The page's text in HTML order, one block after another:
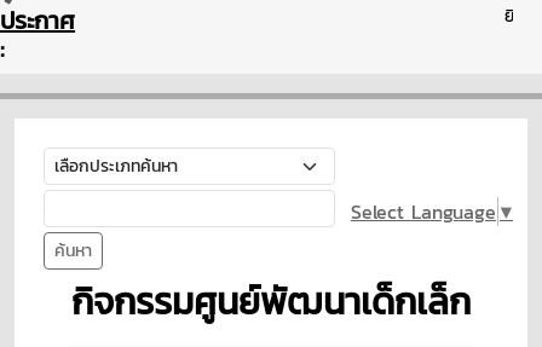
ประกาศ
:
ยินดี
ค้นหา
Select Language ▼
กิจกรรมศูนย์พัฒนาเด็กเล็ก